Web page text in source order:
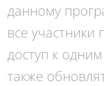
данному
все участники
доступ к
также